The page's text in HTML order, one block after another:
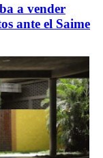
a vender
ante el Saime